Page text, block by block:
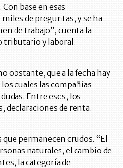
base en esas
de preguntas, y se ha
de trabajo”, cuenta la
tributario y laboral.
obstante, que a la fecha hay
cuales las compañías
Entre esos, los
de renta.
permanecen crudos. “El
naturales, el cambio de
la categoría de